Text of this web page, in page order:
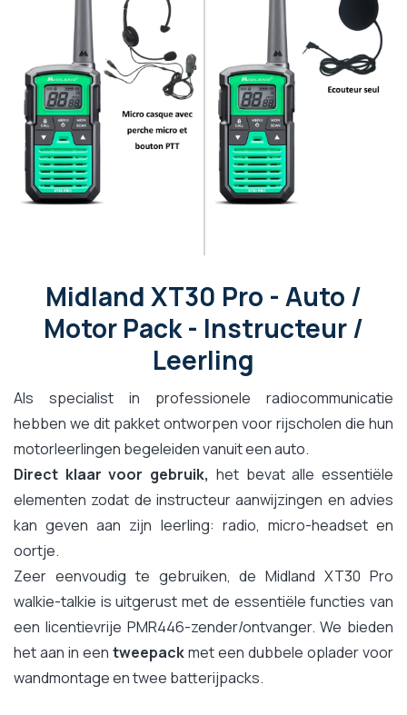
Midland XT30 Pro - Auto /
Motor Pack - Instructeur /
Leerling
Als specialist in professionele radiocommunicatie
hebben we dit pakket ontworpen voor rijscholen die hun
motorleerlingen begeleiden vanuit een auto.
Direct klaar voor gebruik, het bevat alle essentiële
elementen zodat de instructeur aanwijzingen en advies
kan geven aan zijn leerling: radio, micro-headset en
oortje.
Zeer eenvoudig te gebruiken, de Midland XT30 Pro
walkie-talkie is uitgerust met de essentiële functies van
een licentievrije PMR446-zender/ontvanger. We bieden
het aan in een tweepackmet een dubbele oplader voor
wandmontage en twee batterijpacks.